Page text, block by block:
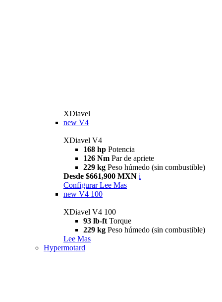
XDiavel
new V4
XDiavel V4
168 hp Potencia
126 Nm Par de apriete
229 kg Peso húmedo (sin combustible)
Desde $661,900 MXN i
Configurar Lee Mas
new V4 100
XDiavel V4 100
93 lb-ft Torque
229 kg Peso húmedo (sin combustible)
Lee Mas
Hypermotard